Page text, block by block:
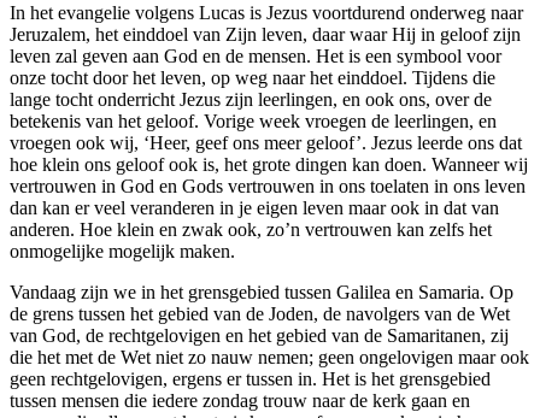
In het evangelie volgens Lucas is Jezus voortdurend onderweg naar
Jeruzalem, het einddoel van Zijn leven, daar waar Hij in geloof zijn
leven zal geven aan God en de mensen. Het is een symbool voor
onze tocht door het leven, op weg naar het einddoel. Tijdens die
lange tocht onderricht Jezus zijn leerlingen, en ook ons, over de
betekenis van het geloof. Vorige week vroegen de leerlingen, en
vroegen ook wij, ‘Heer, geef ons meer geloof’. Jezus leerde ons dat
hoe klein ons geloof ook is, het grote dingen kan doen. Wanneer wij
vertrouwen in God en Gods vertrouwen in ons toelaten in ons leven
dan kan er veel veranderen in je eigen leven maar ook in dat van
anderen. Hoe klein en zwak ook, zo’n vertrouwen kan zelfs het
onmogelijke mogelijk maken.
Vandaag zijn we in het grensgebied tussen Galilea en Samaria. Op
de grens tussen het gebied van de Joden, de navolgers van de Wet
van God, de rechtgelovigen en het gebied van de Samaritanen, zij
die het met de Wet niet zo nauw nemen; geen ongelovigen maar ook
geen rechtgelovigen, ergens er tussen in. Het is het grensgebied
tussen mensen die iedere zondag trouw naar de kerk gaan en